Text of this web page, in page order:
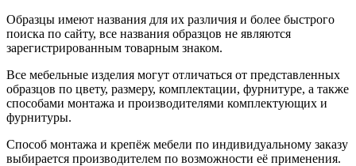
Образцы имеют названия для их различия и более быстрого
поиска по сайту, все названия образцов не являются
зарегистрированным товарным знаком.
Все мебельные изделия могут отличаться от представленных
образцов по цвету, размеру, комплектации, фурнитуре, а также
способами монтажа и производителями комплектующих и
фурнитуры.
Способ монтажа и крепёж мебели по индивидуальному заказу
выбирается производителем по возможности её применения.